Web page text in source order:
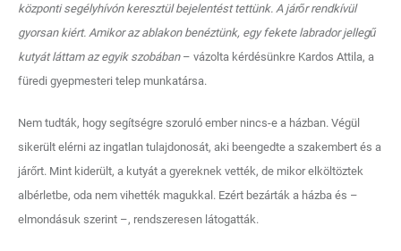
központi segélyhívón keresztül bejelentést tettünk. A járőr rendkívül
gyorsan kiért. Amikor az ablakon benéztünk, egy fekete labrador jellegű
kutyát láttam az egyik szobában– vázolta kérdésünkre Kardos Attila, a
füredi gyepmesteri telep munkatársa.
Nem tudták, hogy segítségre szoruló ember nincs-e a házban. Végül
sikerült elérni az ingatlan tulajdonosát, aki beengedte a szakembert és a
járőrt. Mint kiderült, a kutyát a gyereknek vették, de mikor elköltöztek
albérletbe, oda nem vihették magukkal. Ezért bezárták a házba és –
elmondásuk szerint –, rendszeresen látogatták.